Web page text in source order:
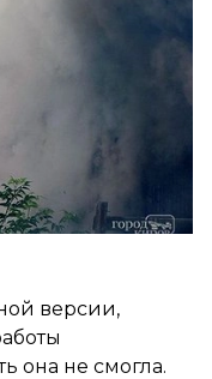
версии,
она не смогла.